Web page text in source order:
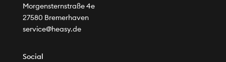
Morgensternstraße 4e
27580 Bremerhaven
service@heasy.de
Social